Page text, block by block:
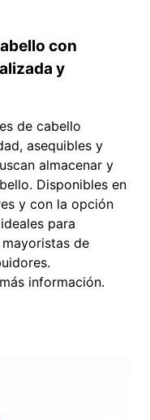
con
y
de cabello
asequibles y
almacenar y
Disponibles en
y con la opción
para
de
información.